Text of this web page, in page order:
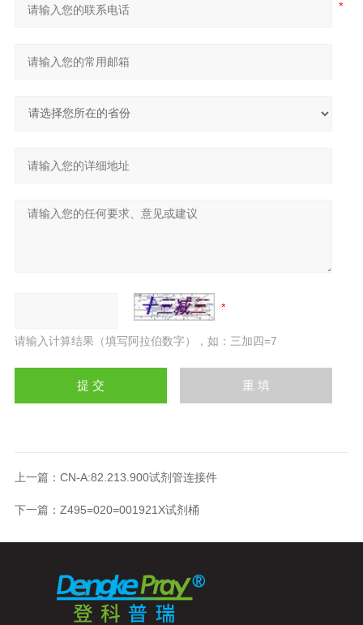
请输入计算结果（填写阿拉伯数字），如：三加四=7
上一篇： CN-A:82.213.900试剂管连接件
下一篇： Z495=020=001921X试剂桶